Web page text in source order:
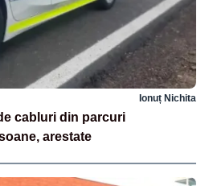
Ionuț Nichita
cabluri din parcuri
arestate